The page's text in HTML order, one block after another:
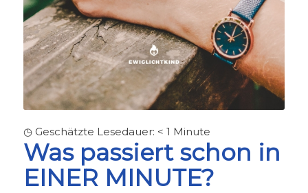
◷ Geschätzte Lesedauer: < 1 Minute
Was passiert schon in
EINER MINUTE?